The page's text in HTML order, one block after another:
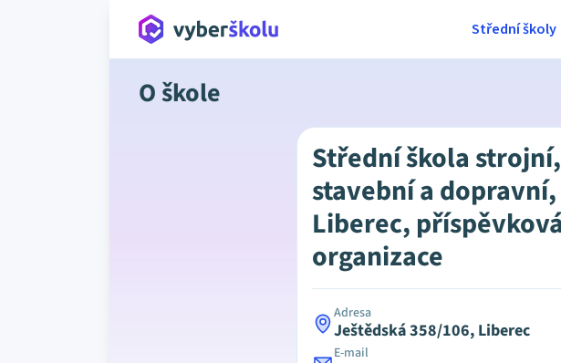
Střední školy
O škole
Střední škola strojní,
stavební a dopravní,
Liberec, příspěvková
organizace
Adresa
Ještědská 358/106, Liberec
E-mail